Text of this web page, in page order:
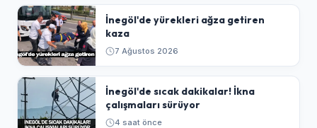
İnegöl'de yürekleri ağza getiren
kaza
7 Ağustos 2026
İnegöl'de sıcak dakikalar! İkna
çalışmaları sürüyor
4 saat önce